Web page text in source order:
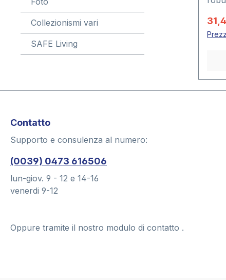
Collezionismi vari
SAFE Living
Contatto
Supporto e consulenza al numero:
(0039) 0473 616506
lun-giov. 9 - 12 e 14-16
venerdi 9-12
Oppure tramite il nostro modulo di contatto .